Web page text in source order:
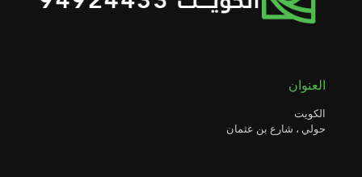
العنوان
الكويت
حولي ، شارع بن عثمان